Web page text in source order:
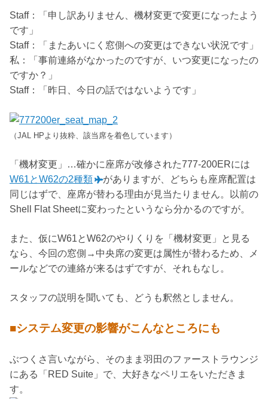
Staff：「申し訳ありません、機材変更で変更になったよう
です」
Staff：「またあいにく窓側への変更はできない状況です」
私：「事前連絡がなかったのですが、いつ変更になったの
ですか？」
Staff：「昨日、今日の話ではないようです」
（JAL HPより抜粋、該当席を着色しています）
「機材変更」…確かに座席が改修された777-200ERには
W61とW62の2種類
がありますが、どちらも座席配置は
同じはずで、座席が替わる理由が見当たりません。以前の
Shell Flat Sheetに変わったというなら分かるのですが。
また、仮にW61とW62のやりくりを「機材変更」と見る
なら、今回の窓側→中央席の変更は属性が替わるため、メ
ールなどでの連絡が来るはずですが、それもなし。
スタッフの説明を聞いても、どうも釈然としません。
■システム変更の影響がこんなところにも
ぶつくさ言いながら、そのまま羽田のファーストラウンジ
にある「RED Suite」で、大好きなペリエをいただきま
す。